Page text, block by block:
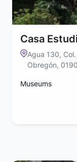
Casa
Agua 130,
Obregón,
Museums